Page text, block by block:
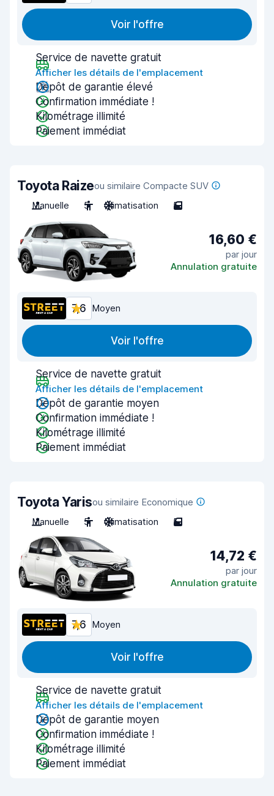
Voir l'offre
Service de navette gratuit
Afficher les détails de l'emplacement
Dépôt de garantie élevé
Confirmation immédiate !
Kilométrage illimité
Paiement immédiat
Toyota Raizeou similaire Compacte SUV
Manuelle
5 Climatisation 5
16,60 €
par jour
Annulation gratuite
7,6 Moyen
Voir l'offre
Service de navette gratuit
Afficher les détails de l'emplacement
Dépôt de garantie moyen
Confirmation immédiate !
Kilométrage illimité
Paiement immédiat
Toyota Yarisou similaire Economique
Manuelle
5 Climatisation 5
14,72 €
par jour
Annulation gratuite
7,6 Moyen
Voir l'offre
Service de navette gratuit
Afficher les détails de l'emplacement
Dépôt de garantie moyen
Confirmation immédiate !
Kilométrage illimité
Paiement immédiat